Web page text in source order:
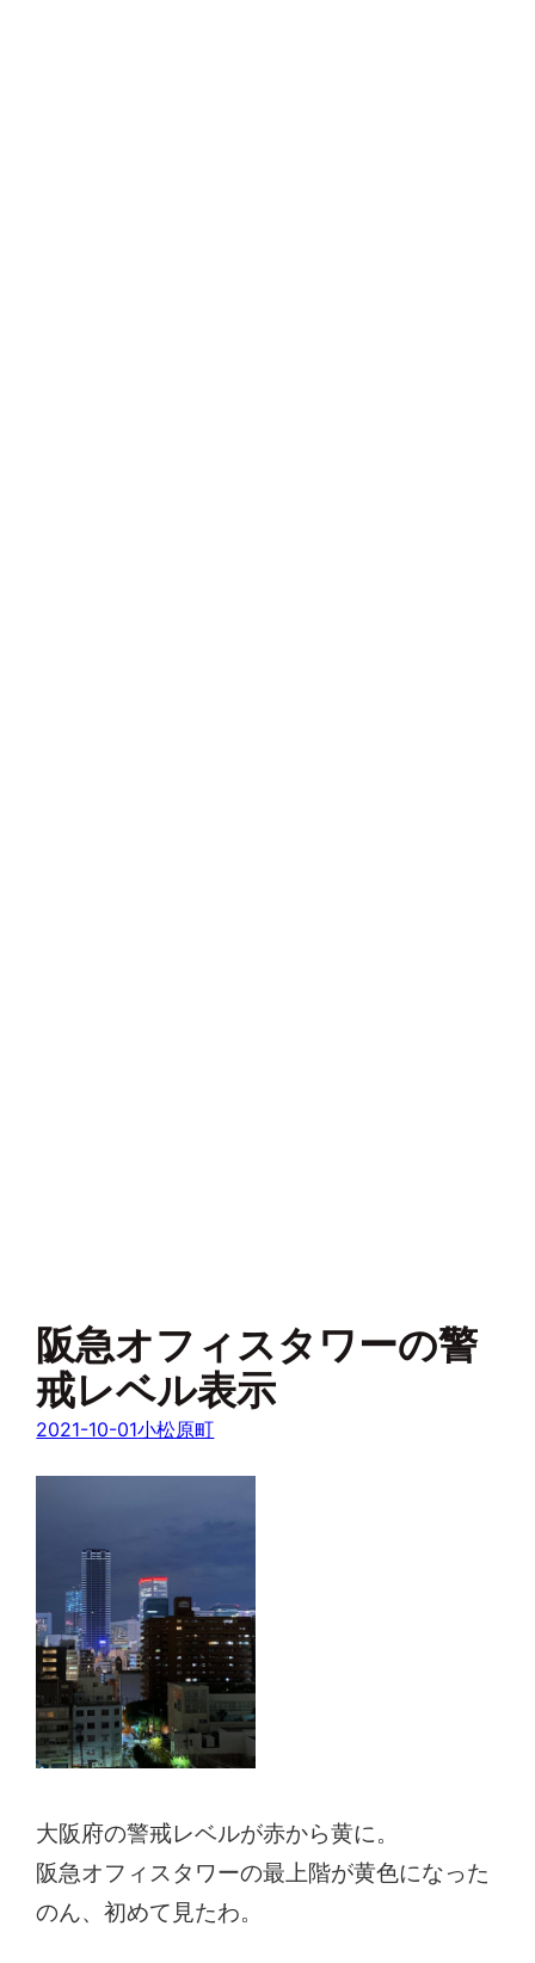
阪急オフィスタワーの警
戒レベル表示
2021-10-01小松原町
大阪府の警戒レベルが赤から黄に。
阪急オフィスタワーの最上階が黄色になった
のん、初めて見たわ。